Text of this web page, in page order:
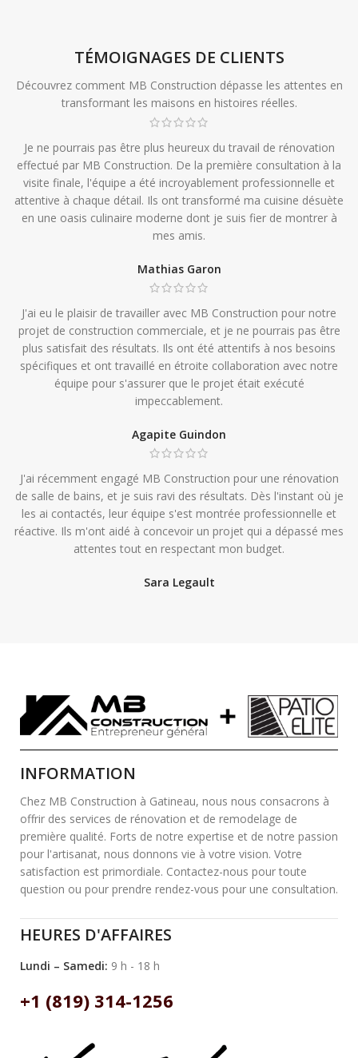
TÉMOIGNAGES DE CLIENTS
Découvrez comment MB Construction dépasse les attentes en
transformant les maisons en histoires réelles.
Je ne pourrais pas être plus heureux du travail de rénovation
effectué par MB Construction. De la première consultation à la
visite finale, l'équipe a été incroyablement professionnelle et
attentive à chaque détail. Ils ont transformé ma cuisine désuète
en une oasis culinaire moderne dont je suis fier de montrer à
mes amis.
Mathias Garon
J'ai eu le plaisir de travailler avec MB Construction pour notre
projet de construction commerciale, et je ne pourrais pas être
plus satisfait des résultats. Ils ont été attentifs à nos besoins
spécifiques et ont travaillé en étroite collaboration avec notre
équipe pour s'assurer que le projet était exécuté
impeccablement.
Agapite Guindon
J'ai récemment engagé MB Construction pour une rénovation
de salle de bains, et je suis ravi des résultats. Dès l'instant où je
les ai contactés, leur équipe s'est montrée professionnelle et
réactive. Ils m'ont aidé à concevoir un projet qui a dépassé mes
attentes tout en respectant mon budget.
Sara Legault
INFORMATION
Chez MB Construction à Gatineau, nous nous consacrons à
offrir des services de rénovation et de remodelage de
première qualité. Forts de notre expertise et de notre passion
pour l'artisanat, nous donnons vie à votre vision. Votre
satisfaction est primordiale. Contactez-nous pour toute
question ou pour prendre rendez-vous pour une consultation.
HEURES D'AFFAIRES
Lundi – Samedi: 9 h - 18 h
+1 (819) 314-1256